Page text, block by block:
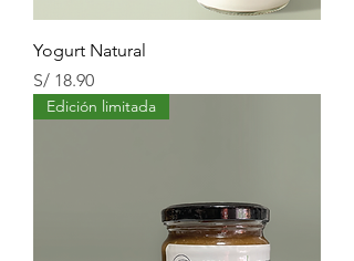
Yogurt Natural
Precio
S/ 18.90
Edición limitada